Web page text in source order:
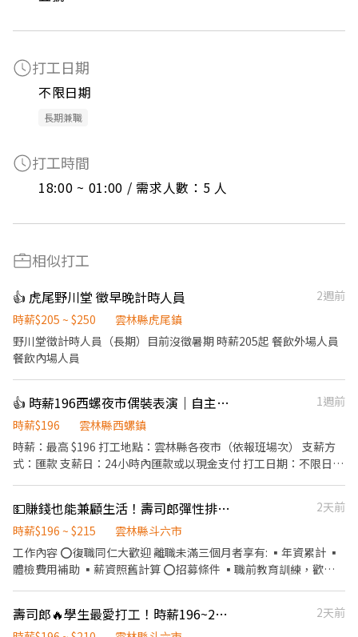
打工日期
不限日期
長期兼職
打工時間
18:00 ~ 01:00 / 需求人數：5 人
相似打工
👍 虎尾野川堂 徵早晚計時人員
2週前
時薪$205 ~ $250
雲林縣虎尾鎮
野川堂徵計時人員（長期）目前沒徵暑期 時薪205起 餐飲外場人員
餐飲內場人員
👍 時薪196西螺夜市偶裝表演｜自主報班・無經驗可
1週前
時薪$196
雲林縣西螺鎮
時薪：最高 $196 打工地點：雲林縣各夜市（依報班場次） 支薪方
式：匯款 支薪日：24小時內匯款或以現金支付 打工日期：不限日期
──────────────────── 🎪 職位亮點 穿上偶裝
在夜市跟大家互動、拍照，做的是義演團的演出，不是發傳單、不
是推銷。當天做完當天領錢。 🧸 專屬裝備制（重要） 錄取後配發一
套「專屬於你」的裝備，自己保管、自己使用，不跟別人共用。因
缺不適合。 🗓 自主報班制 沒有固定班表，也不排你的時間，場次自
己挑（每週三天以上）。臨時有事提前說一聲就好，不扣錢、不記
💵賺錢也能兼顧生活！壽司郎彈性排班招募
2天前
時薪$196 ~ $215
雲林縣斗六市
工作內容 ⭕復職同仁大歡迎 離職未滿三個月者享有: ▪年資累計 ▪
體檢費用補助 ▪薪資照舊計算 ⭕招募條件 ▪職前教育訓練，歡迎
客入座→介紹、服務→商品提供→食材補充→確認結帳金額→收銀
壽司郎🔥學生最愛打工！時薪196~215元｜加班5分鐘計薪
2天前